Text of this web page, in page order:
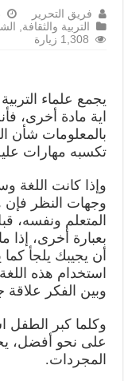
فريق التحرير
التربية والثقافة,
1,308 زيارة
يجمع علماء
اية مادة أخرى،
بالمعلومات شأن
تكسبه مهارات
وإذا كانت اللغة
وجهات النظر فإن
المتعلم ونفسه،
بعبارة أخرى،
أن يجيبك يلجأ
استخدام هذه
وبين الفكر علاقة
وكلما كبر الطفل
على نحو أفضل،
المجردات.